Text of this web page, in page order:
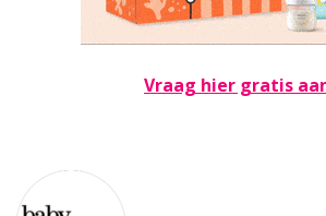
Vraag hier gratis